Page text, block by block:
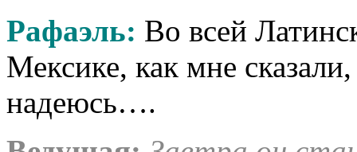
Рафаэль: Во всей
Мексике, как мне
надеюсь….